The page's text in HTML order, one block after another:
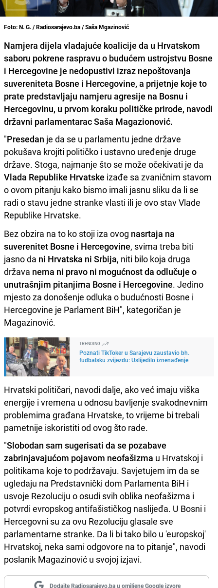
Foto: N. G. / Radiosarajevo.ba / Saša Mgazinović
Namjera dijela vladajuće koalicije da u Hrvatskom
saboru pokrene raspravu o budućem ustrojstvu Bosne
i Hercegovine je nedopustivi izraz nepoštovanja
suvereniteta Bosne i Hercegovine, a prijetnje koje to
prate predstavljaju namjeru agresije na Bosnu i
Hercegovinu, u prvom koraku političke prirode, navodi
državni parlamentarac Saša Magazionović.
"Presedan je da se u parlamentu jedne države
pokušava krojiti političko i ustavno uređenje druge
države. Stoga, najmanje što se može očekivati je da
Vlada Republike Hrvatske izađe sa zvaničnim stavom
o ovom pitanju kako bismo imali jasnu sliku da li se
radi o stavu jedne stranke vlasti ili je ovo stav Vlade
Republike Hrvatske.
Bez obzira na to ko stoji iza ovog nasrtaja na
suverenitet Bosne i Hercegovine, svima treba biti
jasno da ni Hrvatska ni Srbija, niti bilo koja druga
država nema ni pravo ni mogućnost da odlučuje o
unutrašnjim pitanjima Bosne i Hercegovine. Jedino
mjesto za donošenje odluka o budućnosti Bosne i
Hercegovine je Parlament BiH", kategoričan je
Magazinović.
TRENDING
Poznati TikToker u Sarajevu zaustavio bh.
fudbalsku zvijezdu: Uslijedilo iznenađenje
Hrvatski političari, navodi dalje, ako već imaju viška
energije i vremena u odnosu bavljenje svakodnevnim
problemima građana Hrvatske, to vrijeme bi trebali
pametnije iskoristiti od ovog što rade.
"Slobodan sam sugerisati da se pozabave
zabrinjavajućom pojavom neofašizma u Hrvatskoj i
politikama koje to podržavaju. Savjetujem im da se
ugledaju na Predstavnički dom Parlamenta BiH i
usvoje Rezoluciju o osudi svih oblika neofašizma i
potvrdi evropskog antifašističkog naslijeđa. U Bosni i
Hercegovni su za ovu Rezoluciju glasale sve
parlamentarne stranke. Da li bi tako bilo u 'europskoj'
Hrvatskoj, neka sami odgovore na to pitanje", navodi
poslanik Magazinović u svojoj izjavi.
Dodajte Radiosarajevo.ba u omiljene Google izvore